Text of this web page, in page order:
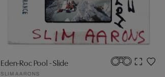
Eden-Roc Pool - Slide
SLIM AARONS